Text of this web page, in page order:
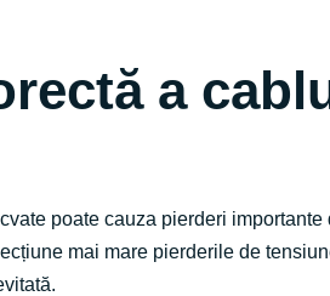
a
poate cauza pierderi importante
mai mare pierderile de